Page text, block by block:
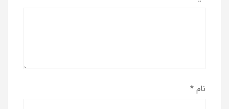
نام *